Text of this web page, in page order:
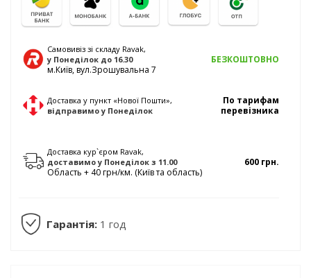
Самовивіз зі складу Ravak,
у Понеділок до 16.30
м.Київ, вул.Зрошувальна 7
БЕЗКОШТОВНО
Доставка у пункт «Нової Пошти»,
відправимоу Понеділок
По тарифам
перевізника
Доставка кур`єром Ravak,
доставимоу Понеділок з 11.00
Область + 40 грн/км. (Київ та область)
600 грн.
Гарантія: 1 год